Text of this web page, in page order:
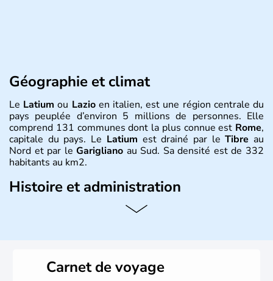
Géographie et climat
Le Latium ou Lazioen italien, est une région centrale du
pays peuplée d’environ 5 millions de personnes. Elle
comprend 131 communes dont la plus connue est Rome,
capitale du pays. Le Latium est drainé par leTibre au
Nord et par le Garigliano au Sud. Sa densité est de 332
habitants au km2.
Histoire et administration
est essentiellement agricole, avec
touristique grâce à Rome.
Carnet de voyage